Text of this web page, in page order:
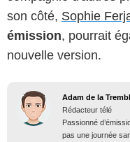
son côté, Sophie
émission, pourrait
nouvelle version.
Adam de la
Rédacteur télé
Passionné
pas une journée